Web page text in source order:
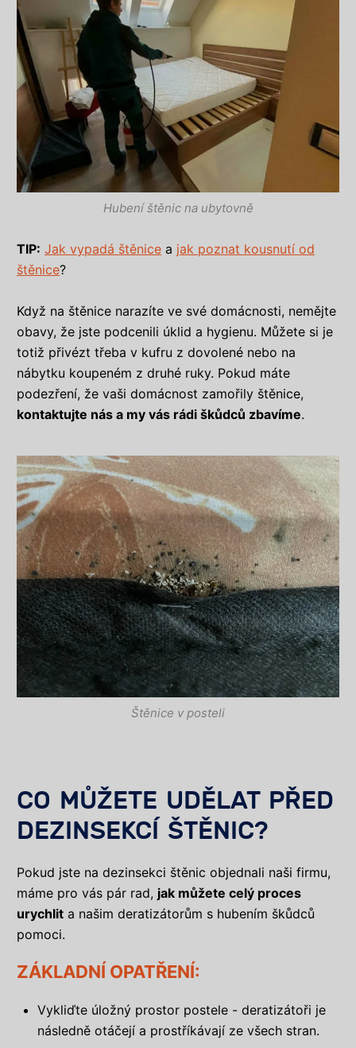
Hubení štěnic na ubytovně
TIP: Jak vypadá štěnice a jak poznat kousnutí od
štěnice?
Když na štěnice narazíte ve své domácnosti, nemějte
obavy, že jste podcenili úklid a hygienu. Můžete si je
totiž přivézt třeba v kufru z dovolené nebo na
nábytku koupeném z druhé ruky. Pokud máte
podezření, že vaši domácnost zamořily štěnice,
kontaktujte nás a my vás rádi škůdců zbavíme.
Štěnice v posteli
CO MŮŽETE UDĚLAT PŘED
DEZINSEKCÍ ŠTĚNIC?
Pokud jste na dezinsekci štěnic objednali naši firmu,
máme pro vás pár rad, jak můžete celý proces
urychlit a našim deratizátorům s hubením škůdců
pomoci.
ZÁKLADNÍ OPATŘENÍ:
Vykliďte úložný prostor postele - deratizátoři je
následně otáčejí a prostříkávají ze všech stran.